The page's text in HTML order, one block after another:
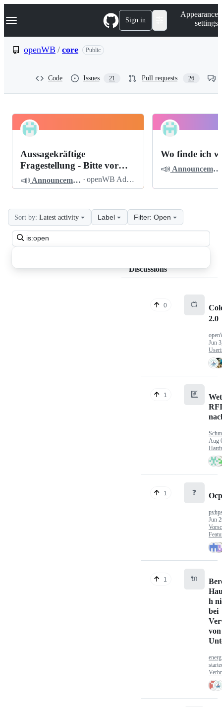
k
p
Navigation Menu Sign in
Appearance
settings
openWB / core Public
Code Issues 21 Pull requests 26
openWB
Discussions
Pinned
Aussagekräftige
Fragestellung - Bitte vor
dem Posten lesen
📣 Announcements · openWB Admin
Wo finde ich
📣 Announcements
Search
all
Sort by: Latest activity Label Filter: Open
Discussions
0 📺
2.0
Jun
1 #️⃣
Aug
1 ❓
Jun
1 🔌
h
bei
von